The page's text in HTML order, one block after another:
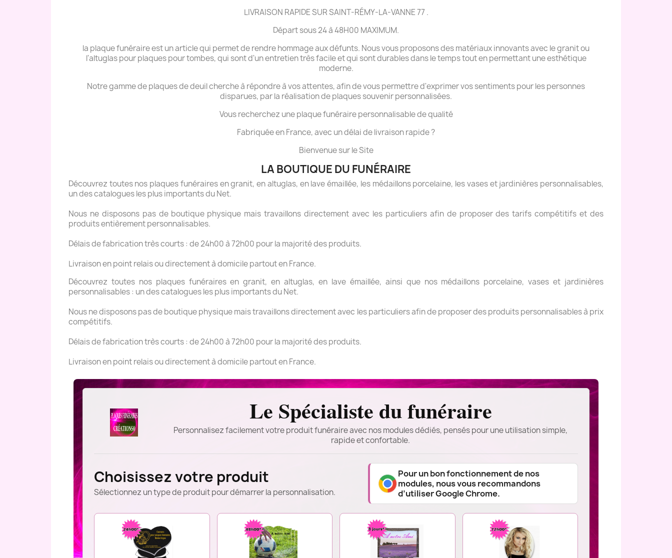
LIVRAISON RAPIDE SUR SAINT-RÉMY-LA-VANNE 77 .
Départ sous 24 à 48H00 MAXIMUM.
la plaque funéraire est un article qui permet de rendre hommage aux défunts. Nous vous proposons des matériaux innovants avec le granit ou
l'altuglas pour plaques pour tombes, qui sont d'un entretien très facile et qui sont durables dans le temps tout en permettant une esthétique
moderne.
Notre gamme de plaques de deuil cherche à répondre à vos attentes, afin de vous permettre d'exprimer vos sentiments pour les personnes
disparues, par la réalisation de plaques souvenir personnalisées.
Vous recherchez une plaque funéraire personnalisable de qualité
Fabriquée en France, avec un délai de livraison rapide ?
Bienvenue sur le Site
LA BOUTIQUE DU FUNÉRAIRE
Découvrez toutes nos plaques funéraires en granit, en altuglas, en lave émaillée, les médaillons porcelaine, les vases et jardinières personnalisables,
un des catalogues les plus importants du Net.
Nous ne disposons pas de boutique physique mais travaillons directement avec les particuliers afin de proposer des tarifs compétitifs et des
produits entièrement personnalisables.
Délais de fabrication très courts : de 24h00 à 72h00 pour la majorité des produits.
Livraison en point relais ou directement à domicile partout en France.
Découvrez toutes nos plaques funéraires en granit, en altuglas, en lave émaillée, ainsi que nos médaillons porcelaine, vases et jardinières
personnalisables : un des catalogues les plus importants du Net.
Nous ne disposons pas de boutique physique mais travaillons directement avec les particuliers afin de proposer des produits personnalisables à prix
compétitifs.
Délais de fabrication très courts : de 24h00 à 72h00 pour la majorité des produits.
Livraison en point relais ou directement à domicile partout en France.
Le Spécialiste du funéraire
Personnalisez facilement votre produit funéraire avec nos modules dédiés, pensés pour une utilisation simple,
rapide et confortable.
Choisissez votre produit
Sélectionnez un type de produit pour démarrer la personnalisation.
Pour un bon fonctionnement de nos
modules, nous vous recommandons
d’utiliser Google Chrome.